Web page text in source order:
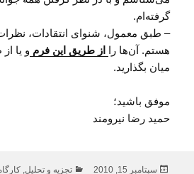
گرفته‌ام.
– طبق معمول، شنوای انتقادات،
هستم. آن‌ها را از طریق این فرم و یا
میان بگذارید.
موفق باشید؛
حمید رضا نیرومند
ارسال
سپتامبر 15, 2010 دسته‌ها
تجزیه و تحلیل,